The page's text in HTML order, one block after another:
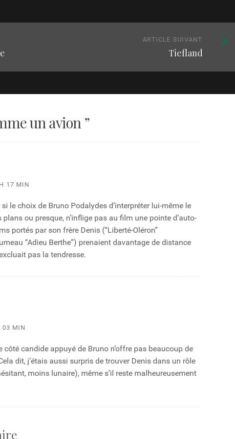
ARTICLE SUIVANT
Tiefland
Article
un avion ”
17 MIN
le choix de Bruno Podalydes d’interpréter lui-même le
ou presque, n’inflige pas au film une pointe d’auto-
portés par son frère Denis (“Liberté-Oléron”
“Adieu Berthe”) prenaient davantage de distance
pas la tendresse.
03 MIN
côté candide appuyé de Bruno n’offre pas beaucoup de
dit, j’étais aussi surpris de trouver Denis dans un rôle
moins lunaire), même s’il reste malheureusement